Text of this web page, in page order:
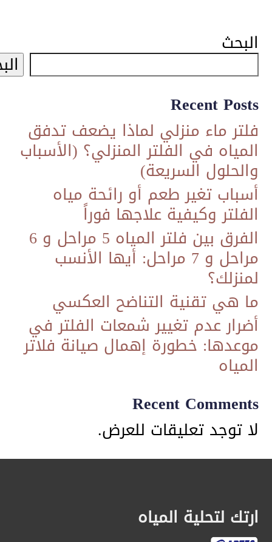
البحث
Recent Posts
فلتر ماء منزلي لماذا يضعف تدفق
المياه في الفلتر المنزلي؟ (الأسباب
والحلول السريعة)
أسباب تغير طعم أو رائحة مياه
الفلتر وكيفية علاجها فوراً
الفرق بين فلتر المياه 5 مراحل و 6
مراحل و 7 مراحل: أيها الأنسب
لمنزلك؟
ما هي تقنية التناضح العكسي
​أضرار عدم تغيير شمعات الفلتر في
موعدها: خطورة إهمال صيانة فلاتر
المياه
Recent Comments
لا توجد تعليقات للعرض.
ارتك لتحلية المياه